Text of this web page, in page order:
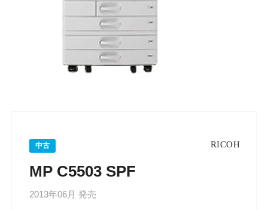
MP C5503 SPF
2013年06月 発売
中古